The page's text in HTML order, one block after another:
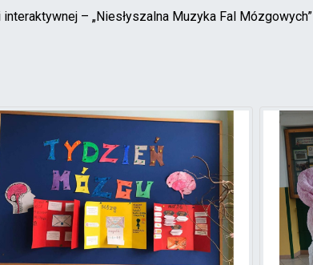
– „Niesłyszalna Muzyka Fal Mózgowych”